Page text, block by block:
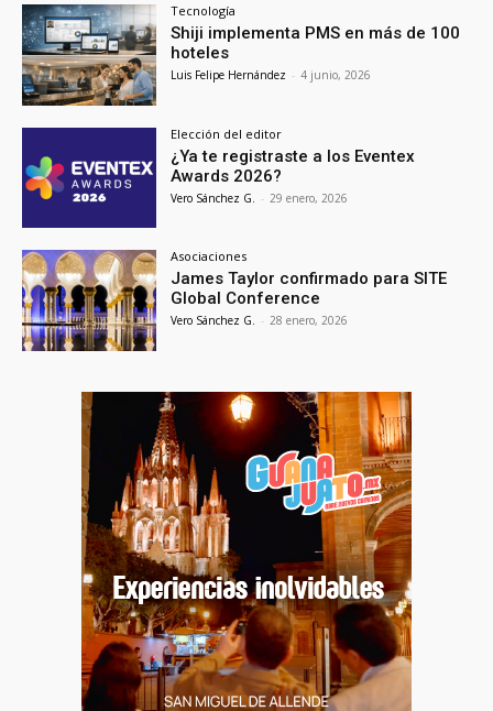
Tecnología
Shiji implementa PMS en más de 100
hoteles
Luis Felipe Hernández - 4 junio, 2026
Elección del editor
¿Ya te registraste a los Eventex
Awards 2026?
Vero Sánchez G. - 29 enero, 2026
Asociaciones
James Taylor confirmado para SITE
Global Conference
Vero Sánchez G. - 28 enero, 2026